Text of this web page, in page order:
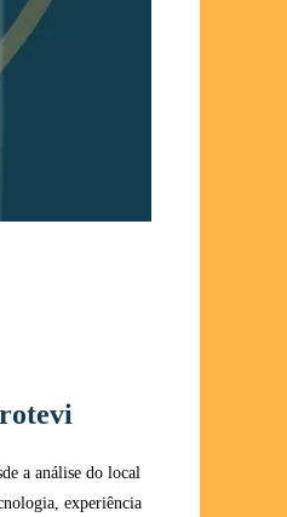
a análise do local
experiência